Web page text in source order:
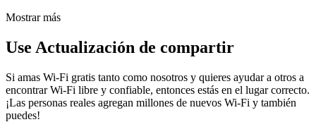
Mostrar más
Use Actualización de compartir
Si amas Wi-Fi gratis tanto como nosotros y quieres ayudar a otros a
encontrar Wi-Fi libre y confiable, entonces estás en el lugar correcto.
¡Las personas reales agregan millones de nuevos Wi-Fi y también
puedes!